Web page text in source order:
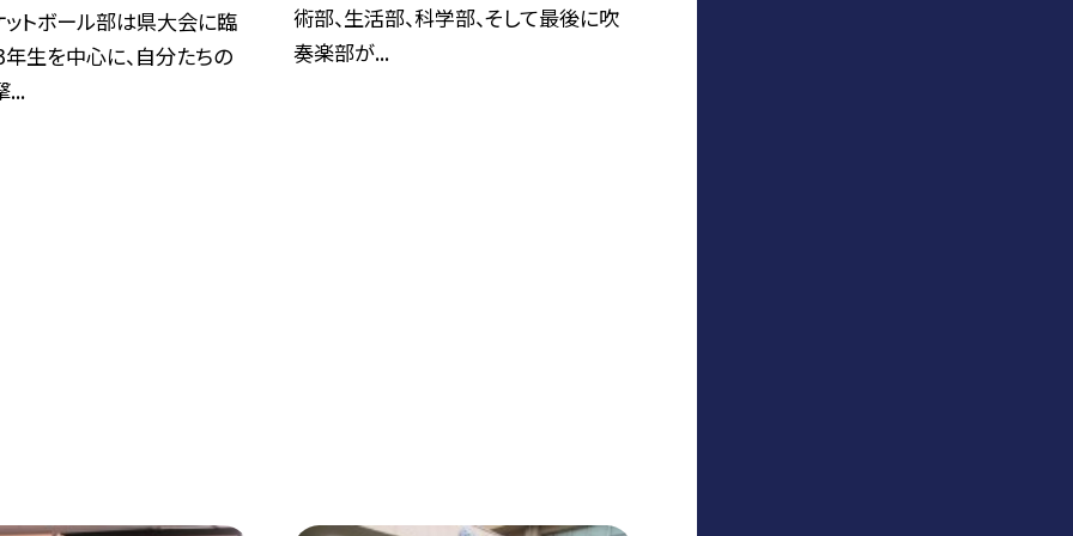
トボール部は県大会に臨
年生を中心に、自分たちの
...
術部、生活部、科学部、そして最後に吹
奏楽部が...